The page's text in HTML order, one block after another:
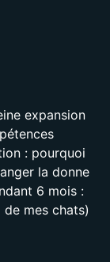
expansion
: pourquoi
la donne
6 mois :
mes chats)